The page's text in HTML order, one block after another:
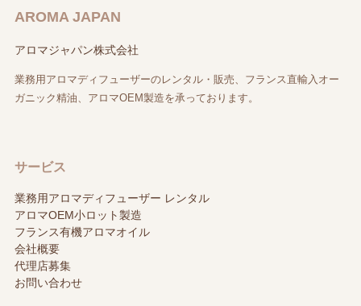
AROMA JAPAN
アロマジャパン株式会社
業務用アロマディフューザーのレンタル・販売、フランス直輸入オー
ガニック精油、アロマOEM製造を承っております。
サービス
業務用アロマディフューザー レンタル
アロマOEM小ロット製造
フランス有機アロマオイル
会社概要
代理店募集
お問い合わせ